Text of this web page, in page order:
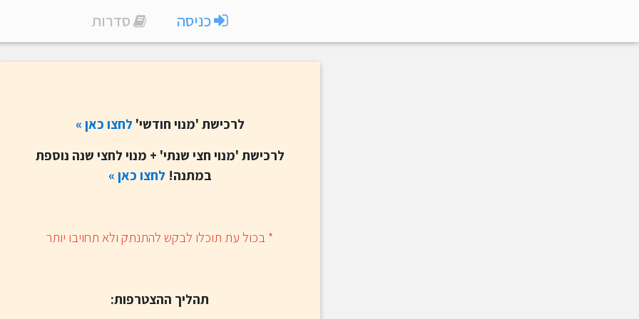
כניסה סדרות
לרכישת 'מנוי חודשי' לחצו כאן »
לרכישת 'מנוי חצי שנתי' + מנוי לחצי שנה נוספת
במתנה! לחצו כאן »
​* בכול עת תוכלו לבקש להתנתק ולא תחויבו יותר
תהליך ההצטרפות: